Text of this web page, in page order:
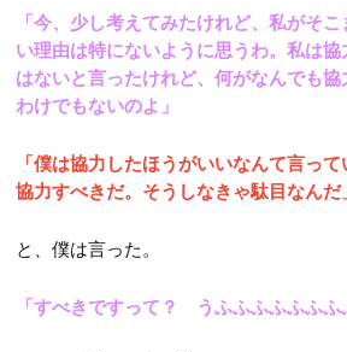
「今、少し考えてみたけれど、私がそ
い理由は特にないように思うわ。私は
はないと言ったけれど、何がなんでも協
わけでもないのよ」
「僕は協力したほうがいいなんて言っ
協力すべきだ。そうしなきゃ駄目なんだ
と、僕は言った。
「すべきですって？ うふふふふふふふ